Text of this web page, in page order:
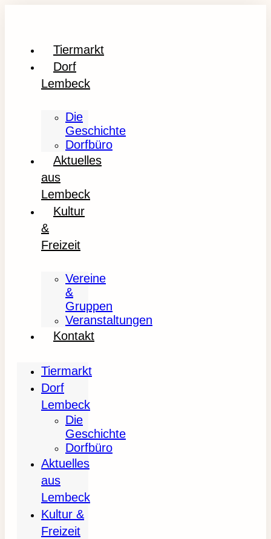
Tiermarkt
Dorf
Lembeck
Die
Geschichte
Dorfbüro
Aktuelles
aus
Lembeck
Kultur
&
Freizeit
Vereine
&
Gruppen
Veranstaltungen
Kontakt
Tiermarkt
Dorf
Lembeck
Die
Geschichte
Dorfbüro
Aktuelles
aus
Lembeck
Kultur &
Freizeit